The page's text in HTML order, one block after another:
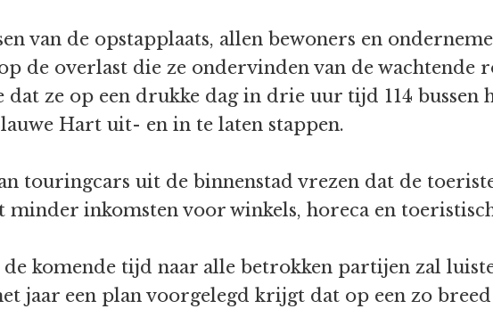
van de opstapplaats, allen bewoners en
de overlast die ze ondervinden van de wachtende
ze op een drukke dag in drie uur tijd 114 bussen
Hart uit- en in te laten stappen.
touringcars uit de binnenstad vrezen dat de
inkomsten voor winkels, horeca en
komende tijd naar alle betrokken partijen zal
jaar een plan voorgelegd krijgt dat op een zo